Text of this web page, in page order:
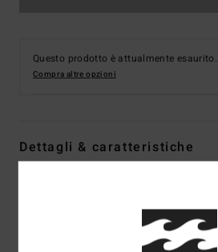
Questo prodotto è attualmente esaurito.
Compra altre opzioni
Dettagli & caratteristiche
Codice colore